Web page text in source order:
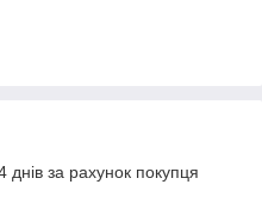
за рахунок покупця